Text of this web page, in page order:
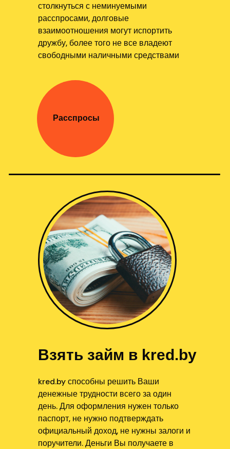
Расспросы
столкнуться с неминуемыми
расспросами, долговые
взаимоотношения могут испортить
дружбу, более того не все владеют
свободными наличными средствами
kred.by способны решить Ваши
денежные трудности всего за один
день. Для оформления нужен только
паспорт, не нужно подтверждать
официальный доход, не нужны залоги и
поручители. Деньги Вы получаете в
Взять займ в kred.by